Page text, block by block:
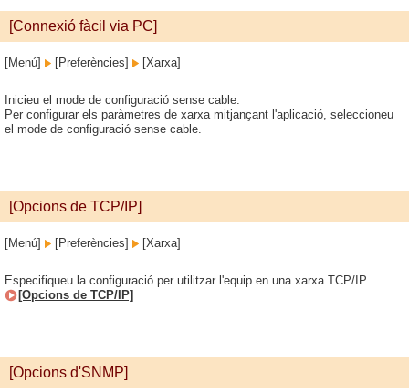
[Connexió fàcil via PC]
[Menú] [Preferències] [Xarxa]
Inicieu el mode de configuració sense cable.
Per configurar els paràmetres de xarxa mitjançant l'aplicació, seleccioneu
el mode de configuració sense cable.
[Opcions de TCP/IP]
[Menú] [Preferències] [Xarxa]
Especifiqueu la configuració per utilitzar l'equip en una xarxa TCP/IP.
[Opcions de TCP/IP]
[Opcions d'SNMP]